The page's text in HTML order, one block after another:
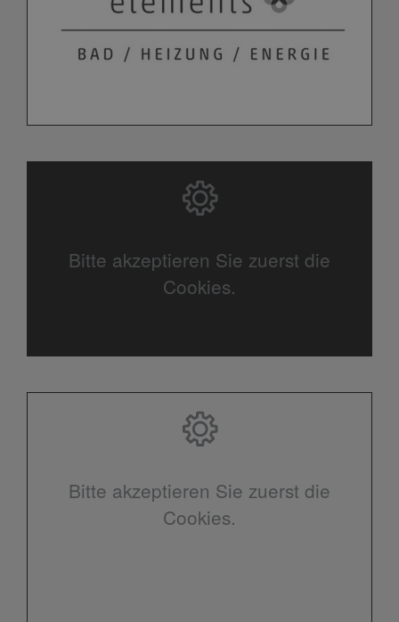
Bitte akzeptieren Sie zuerst die
Cookies.
Bitte akzeptieren Sie zuerst die
Cookies.